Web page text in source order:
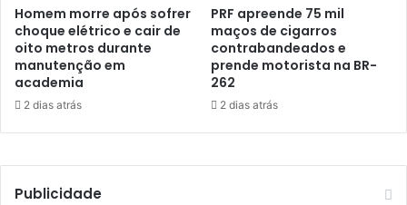
Homem morre após sofrer
choque elétrico e cair de
oito metros durante
manutenção em
academia
2 dias atrás
PRF apreende 75 mil
maços de cigarros
contrabandeados e
prende motorista na BR-
262
2 dias atrás
Publicidade